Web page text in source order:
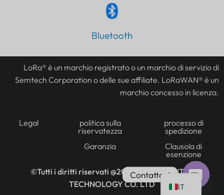
Bluetooth
LoRa® è un marchio registrato o un marchio di servizio di
Semtech Corporation o delle sue affiliate. LoRaWAN® è un
marchio concesso in licenza.
Legal
politica sulla
riservatezza
Garanzia
processo di
spedizione
Clausola di
esenzione
©Tutti i diritti riservati @2016-2026LANSITEC
TECHNOLOGY CO. LTD
IT
EN
TH
FR
ES
JA
AR
Contattaci